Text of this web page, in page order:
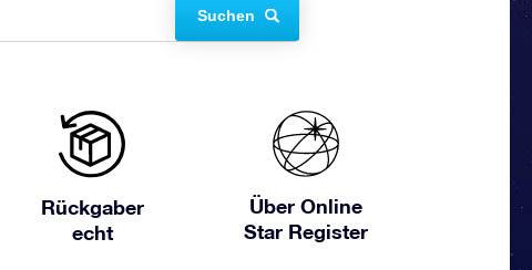
Suchen
Rückgaber
echt
Über Online
Star Register